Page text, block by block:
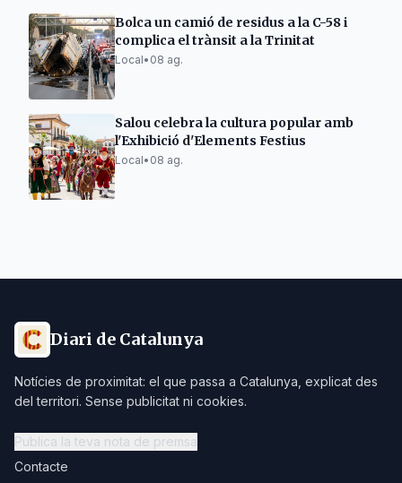
Bolca un camió de residus a la C-58 i
complica el trànsit a la Trinitat
Local• 08 ag.
Salou celebra la cultura popular amb
l'Exhibició d'Elements Festius
Local• 08 ag.
Diari de Catalunya
Notícies de proximitat: el que passa a Catalunya, explicat des
del territori. Sense publicitat ni cookies.
Publica la teva nota de premsa
Contacte